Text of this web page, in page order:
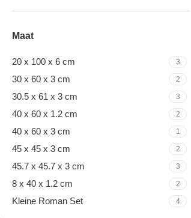
Maat
20 x 100 x 6 cm 3
30 x 60 x 3 cm 2
30.5 x 61 x 3 cm 3
40 x 60 x 1.2 cm 2
40 x 60 x 3 cm 1
45 x 45 x 3 cm 2
45.7 x 45.7 x 3 cm 3
8 x 40 x 1.2 cm 2
Kleine Roman Set 4